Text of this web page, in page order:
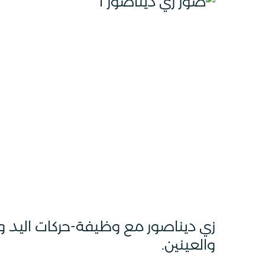
زي ديناصور مع وظيفة-حركات اليد
والعينين.